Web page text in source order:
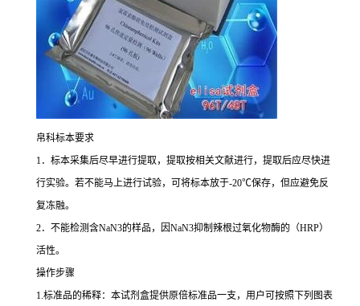
帛科标本要求
1．标本采集后尽早进行提取，提取按相关文献进行，提取后应尽快进
行实验。若不能马上进行试验，可将标本放于-20℃保存，但应避免反
复冻融。
2．不能检测含NaN3的样品，因NaN3抑制辣根过氧化物酶的（HRP）
活性。
操作步骤
1.标准品的稀释：本试剂盒提供原倍标准品一支，用户可按照下列图表